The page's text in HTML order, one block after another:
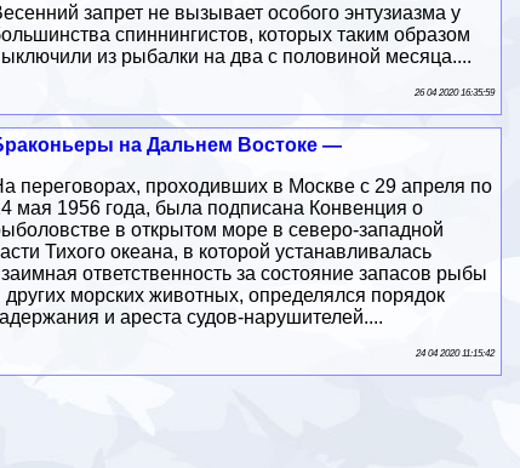
запрет не вызывает особого энтузиазма у
спиннингистов, которых таким образом
из рыбалки на два с половиной месяца....
26 04 2020 16:35:59
на Дальнем Востоке —
переговорах, проходивших в Москве с 29 апреля по
мая 1956 года, была подписана Конвенция о
в открытом море в северо-западной
Тихого океана, в которой устанавливалась
ответственность за состояние запасов рыбы
других морских животных, определялся порядок
и ареста судов-нарушителей....
24 04 2020 11:15:42